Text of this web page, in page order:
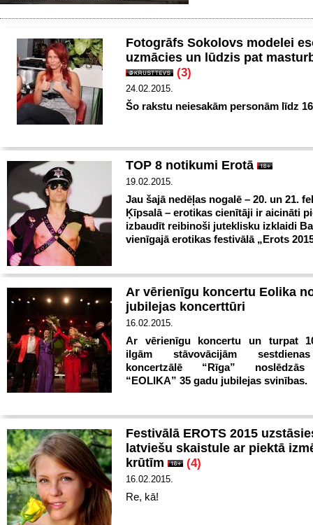
Fotogrāfs Sokolovs modelei
uzmācies un lūdzis pat
(3)
24.02.2015.
Šo rakstu neiesakām personām līdz
TOP 8 notikumi Erotā
19.02.2015.
Jau šajā nedēļas nogalē – 20. un 21.
Ķīpsalā – erotikas cienītāji ir aicināti
izbaudīt reibinoši juteklisku izklaidi
vienīgajā erotikas festivālā „Erots
Ar vērienīgu koncertu Eolika
jubilejas koncerttūri
16.02.2015.
Ar vērienīgu koncertu un turpat
ilgām stāvovācijām
koncertzālē “Rīga”
“EOLIKA” 35 gadu jubilejas svinības.
Festivālā EROTS 2015
latviešu skaistule ar piektā
krūtīm
(4)
16.02.2015.
Re, kā!